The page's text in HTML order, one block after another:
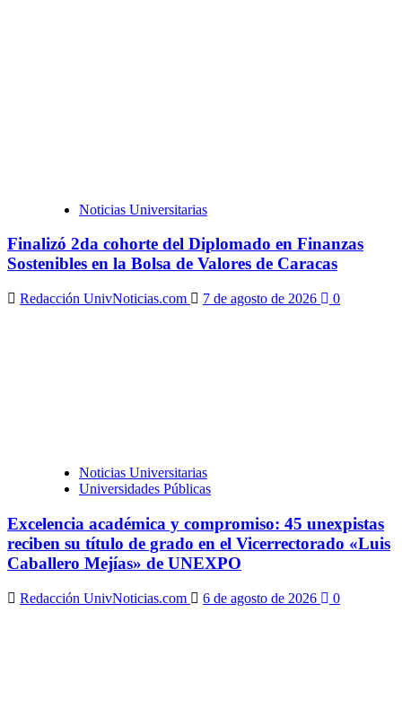
Noticias Universitarias
Finalizó 2da cohorte del Diplomado en Finanzas
Sostenibles en la Bolsa de Valores de Caracas
Redacción UnivNoticias.com 7 de agosto de 2026 0
Noticias Universitarias
Universidades Públicas
Excelencia académica y compromiso: 45 unexpistas
reciben su título de grado en el Vicerrectorado «Luis
Caballero Mejías» de UNEXPO
Redacción UnivNoticias.com 6 de agosto de 2026 0